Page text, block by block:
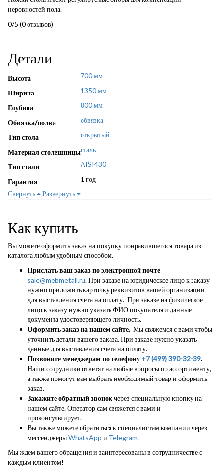
неровностей пола.
0/5 (0 отзывов)
Детали
Высота 700 мм
Ширина 1350 мм
Глубина 800 мм
Обвязка/полка обвязка
Тип стола открытый
Материал столешницысталь
Тип стали AISI430
Гарантия
1 год
Свернуть
Развернуть
Как купить
Вы можете оформить заказ на покупку понравившегося товара из
каталога любым удобным способом.
Прислать ваш заказ по электронной почте
sale@mebmetall.ru. При заказе на юридическое лицо к заказу
нужно приложить карточку реквизитов вашей организации
для выставления счета на оплату. При заказе на физическое
лицо к заказу нужно указать ФИО покупателя и данные
документа удостоверяющего личность.
Оформить заказ на нашем сайте. Мы свяжемся с вами чтобы
уточнить детали вашего заказа. При заказе нужно указать
данные для выставления счета на оплату.
Позвоните менеджерам по телефону +7 (499) 390-32-39.
Наши сотрудники ответят на любые вопросы по ассортименту,
а также помогут вам выбрать необходимый товар и оформить
заказ.
Закажите обратный звонокчерез специальную кнопку на
нашем сайте. Оператор сам свяжется с вами и
проконсультирует.
Вы также можете обратиться к специалистам компании через
мессенджерыWhatsApp и Telegram.
Мы ждем вашего обращения и заинтересованы в сотрудничестве с
каждым клиентом!